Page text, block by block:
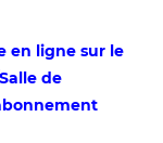
en ligne sur le
de